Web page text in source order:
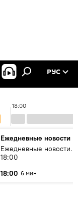
РУС
18:00
Ежедневные новости
Ежедневные новости.
18:00
18:00 6 мин